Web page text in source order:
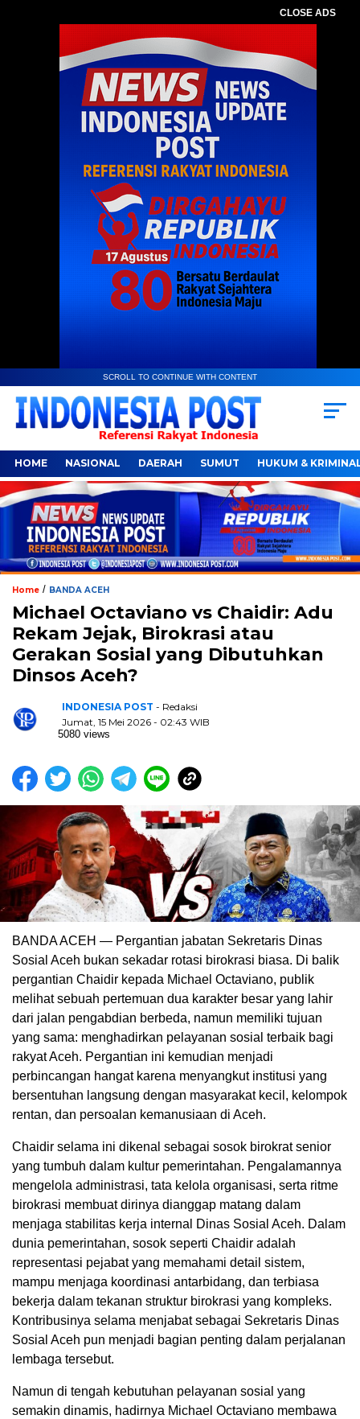
CLOSE ADS
SCROLL TO CONTINUE WITH CONTENT
HOME NASIONAL DAERAH SUMUT HUKUM &
Home / BANDA ACEH
Michael Octaviano vs Chaidir: Adu
Rekam Jejak, Birokrasi atau
Gerakan Sosial yang Dibutuhkan
Dinsos Aceh?
INDONESIA POST - Redaksi
Jumat, 15 Mei 2026 - 02:43 WIB
5080 views
BANDA ACEH — Pergantian jabatan Sekretaris Dinas
Sosial Aceh bukan sekadar rotasi birokrasi biasa. Di balik
pergantian Chaidir kepada Michael Octaviano, publik
melihat sebuah pertemuan dua karakter besar yang lahir
dari jalan pengabdian berbeda, namun memiliki tujuan
yang sama: menghadirkan pelayanan sosial terbaik bagi
rakyat Aceh. Pergantian ini kemudian menjadi
perbincangan hangat karena menyangkut institusi yang
bersentuhan langsung dengan masyarakat kecil, kelompok
rentan, dan persoalan kemanusiaan di Aceh.
Chaidir selama ini dikenal sebagai sosok birokrat senior
yang tumbuh dalam kultur pemerintahan. Pengalamannya
mengelola administrasi, tata kelola organisasi, serta ritme
birokrasi membuat dirinya dianggap matang dalam
menjaga stabilitas kerja internal Dinas Sosial Aceh. Dalam
dunia pemerintahan, sosok seperti Chaidir adalah
representasi pejabat yang memahami detail sistem,
mampu menjaga koordinasi antarbidang, dan terbiasa
bekerja dalam tekanan struktur birokrasi yang kompleks.
Kontribusinya selama menjabat sebagai Sekretaris Dinas
Sosial Aceh pun menjadi bagian penting dalam perjalanan
lembaga tersebut.
Namun di tengah kebutuhan pelayanan sosial yang
semakin dinamis, hadirnya Michael Octaviano membawa